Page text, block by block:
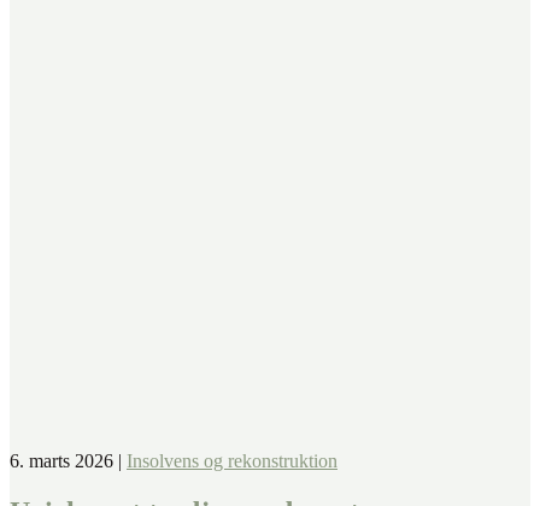
6. marts 2026 | Insolvens og rekonstruktion